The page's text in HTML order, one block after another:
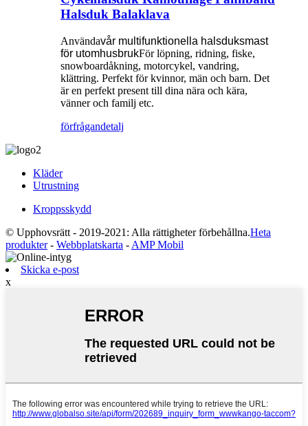
Halsduk Balaklava
Användavår multifunktionella halsduksmast
för utomhusbrukFör löpning, ridning, fiske,
snowboardåkning, motorcykel, vandring,
klättring. Perfekt för kvinnor, män och barn. Det
är en perfekt present till dina nära och kära,
vänner och familj etc.
förfrågandetalj
Kläder
Utrustning
Kroppsskydd
© Upphovsrätt - 2019-2021: Alla rättigheter förbehållna.Heta
produkter- Webbplatskarta - AMP Mobil
Skicka e-post
x